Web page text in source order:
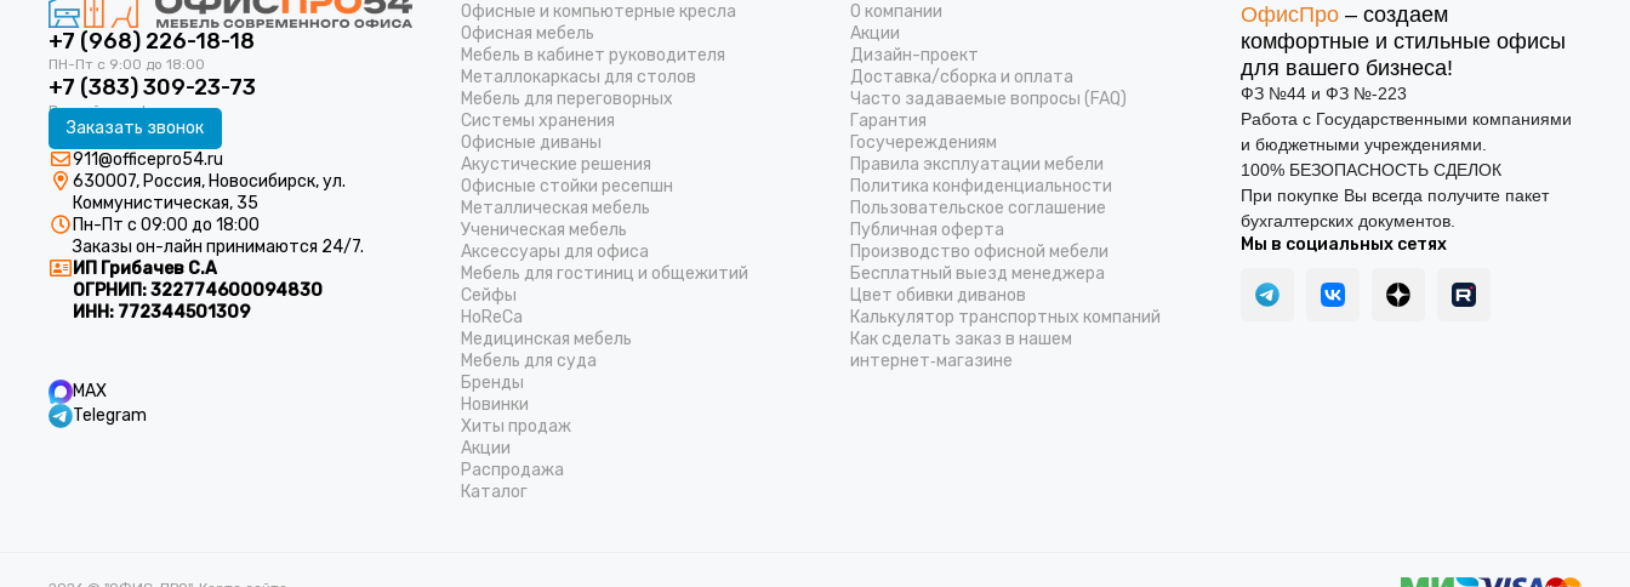
+7 (968) 226-18-18
+7 (383) 309-23-73
Заказать звонок
911@officepro54.ru
630007, Россия, Новосибирск, ул.
Коммунистическая, 35
Пн-Пт с 09:00 до 18:00
Заказы он-лайн принимаются 24/7.
ИП Грибачев С.А
ОГРНИП:322774600094830
ИНН: 772344501309
MAX
Telegram
Офисные и компьютерные кресла
Офисная мебель
Мебель в кабинет руководителя
Металлокаркасы для столов
Мебель для переговорных
Системы хранения
Офисные диваны
Акустические решения
Офисные стойки ресепшн
Металлическая мебель
Ученическая мебель
Аксессуары для офиса
Мебель для гостиниц и общежитий
Cейфы
HoReCa
Медицинская мебель
Мебель для суда
Бренды
Новинки
Хиты продаж
Акции
Распродажа
Каталог
О компании
Акции
Дизайн-проект
Доставка/cборка и оплата
Часто задаваемые вопросы (FAQ)
Гарантия
Госучереждениям
Правила эксплуатации мебели
Политика конфиденциальности
Пользовательское соглашение
Публичная оферта
Производство офисной мебели
Бесплатный выезд менеджера
Цвет обивки диванов
Калькулятор транспортных компаний
Как сделать заказ в нашем
интернет‑магазине
ОфисПро– создаем
комфортные и стильные офисы
для вашего бизнеса!
ФЗ №44 и ФЗ №-223
Работа с Государственными компаниями
и бюджетными учреждениями.
100% БЕЗОПАСНОСТЬ СДЕЛОК
При покупке Вы всегда получите пакет
бухгалтерских документов.
Мы в социальных сетях